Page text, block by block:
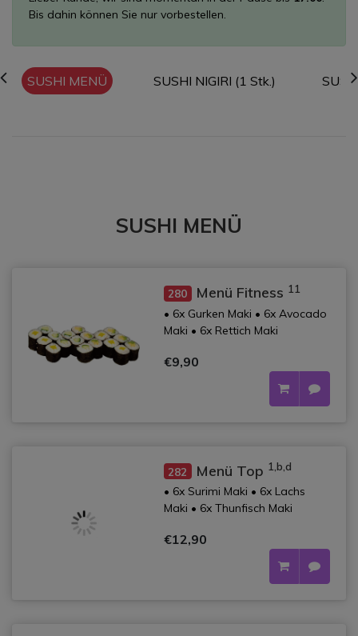
Bis dahin können Sie nur vorbestellen.
SUSHI MENÜ SUSHI NIGIRI (1 Stk.)
SUSHI MENÜ
280 Menü Fitness 11
• 6x Gurken Maki • 6x Avocado
Maki • 6x Rettich Maki
€9,90
282 Menü Top 1,b,d
• 6x Surimi Maki • 6x Lachs
Maki • 6x Thunfisch Maki
€12,90